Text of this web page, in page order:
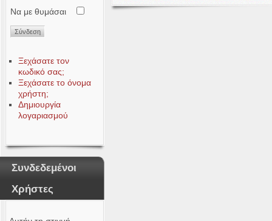
Να με θυμάσαι
Ξεχάσατε τον
κωδικό σας;
Ξεχάσατε το όνομα
χρήστη;
Δημιουργία
λογαριασμού
Συνδεδεμένοι
Χρήστες